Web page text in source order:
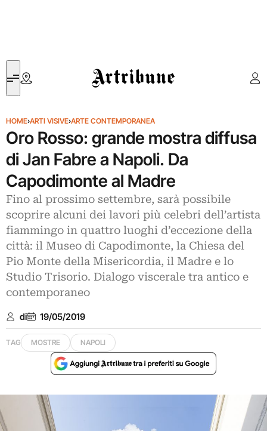
Artribune
HOME›ARTI VISIVE›ARTE CONTEMPORANEA
Oro Rosso: grande mostra diffusa
di Jan Fabre a Napoli. Da
Capodimonte al Madre
Fino al prossimo settembre, sarà possibile
scoprire alcuni dei lavori più celebri dell’artista
fiammingo in quattro luoghi d’eccezione della
città: il Museo di Capodimonte, la Chiesa del
Pio Monte della Misericordia, il Madre e lo
Studio Trisorio. Dialogo viscerale tra antico e
contemporaneo
di 19/05/2019
TAG MOSTRE NAPOLI